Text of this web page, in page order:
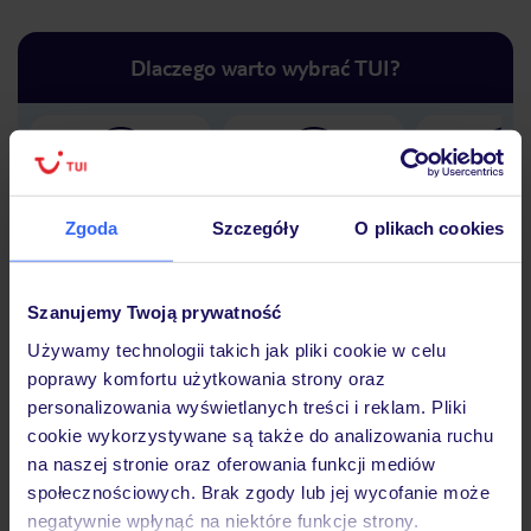
Zgoda Szczegóły O plikach cookies
Szanujemy Twoją prywatność
Używamy technologii takich jak pliki cookie w celu
poprawy komfortu użytkowania strony oraz
personalizowania wyświetlanych treści i reklam. Pliki
cookie wykorzystywane są także do analizowania ruchu
na naszej stronie oraz oferowania funkcji mediów
społecznościowych. Brak zgody lub jej wycofanie może
negatywnie wpłynąć na niektóre funkcje strony.
Dlaczego warto wybrać TUI?
Lider niskich cen
Największe biuro
30 lat w
Hotel
Opinie